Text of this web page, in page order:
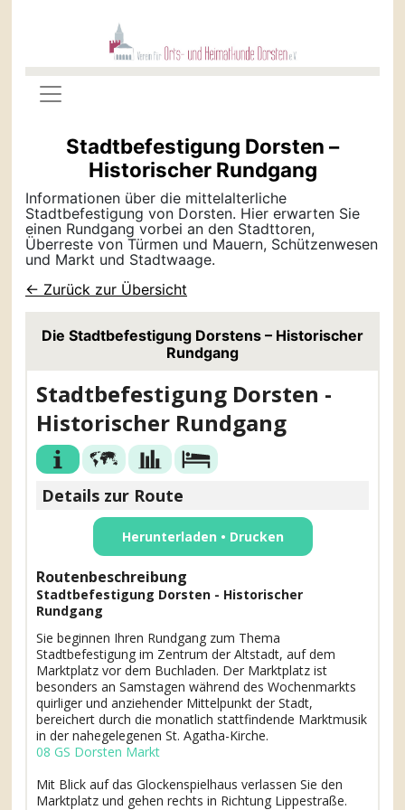
Stadtbefestigung Dorsten –
Historischer Rundgang
Informationen über die mittelalterliche
Stadtbefestigung von Dorsten. Hier erwarten Sie
einen Rundgang vorbei an den Stadttoren,
Überreste von Türmen und Mauern, Schützenwesen
und Markt und Stadtwaage.
← Zurück zur Übersicht
Die Stadtbefestigung Dorstens – Historischer
Rundgang